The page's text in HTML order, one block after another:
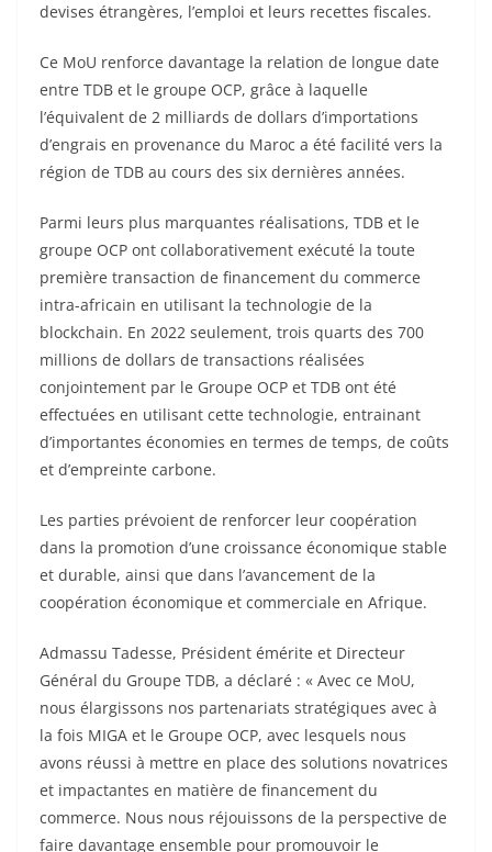
devises étrangères, l’emploi et leurs recettes fiscales.
Ce MoU renforce davantage la relation de longue date
entre TDB et le groupe OCP, grâce à laquelle
l’équivalent de 2 milliards de dollars d’importations
d’engrais en provenance du Maroc a été facilité vers la
région de TDB au cours des six dernières années.
Parmi leurs plus marquantes réalisations, TDB et le
groupe OCP ont collaborativement exécuté la toute
première transaction de financement du commerce
intra-africain en utilisant la technologie de la
blockchain. En 2022 seulement, trois quarts des 700
millions de dollars de transactions réalisées
conjointement par le Groupe OCP et TDB ont été
effectuées en utilisant cette technologie, entrainant
d’importantes économies en termes de temps, de coûts
et d’empreinte carbone.
Les parties prévoient de renforcer leur coopération
dans la promotion d’une croissance économique stable
et durable, ainsi que dans l’avancement de la
coopération économique et commerciale en Afrique.
Admassu Tadesse, Président émérite et Directeur
Général du Groupe TDB, a déclaré : « Avec ce MoU,
nous élargissons nos partenariats stratégiques avec à
la fois MIGA et le Groupe OCP, avec lesquels nous
avons réussi à mettre en place des solutions novatrices
et impactantes en matière de financement du
commerce. Nous nous réjouissons de la perspective de
faire davantage ensemble pour promouvoir le